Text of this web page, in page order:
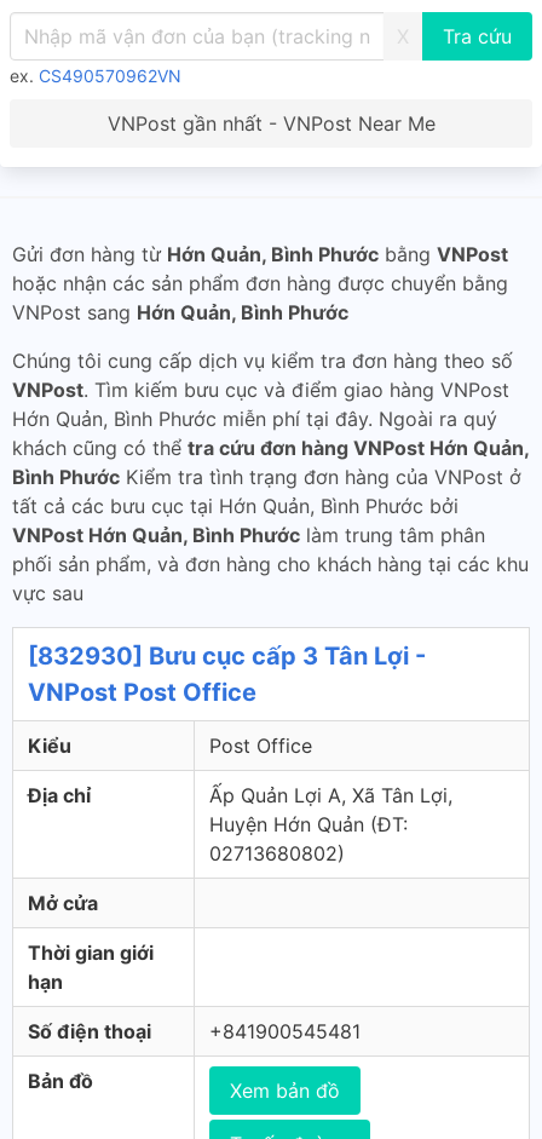
X
ex. CS490570962VN
VNPost gần nhất - VNPost Near Me
Gửi đơn hàng từ Hớn Quản, Bình Phước bằng VNPost
hoặc nhận các sản phẩm đơn hàng được chuyển bằng
VNPost sang Hớn Quản, Bình Phước
Chúng tôi cung cấp dịch vụ kiểm tra đơn hàng theo số
VNPost. Tìm kiếm bưu cục và điểm giao hàng VNPost
Hớn Quản, Bình Phước miễn phí tại đây. Ngoài ra quý
khách cũng có thể tra cứu đơn hàng VNPost Hớn Quản,
Bình Phước Kiểm tra tình trạng đơn hàng của VNPost ở
tất cả các bưu cục tại Hớn Quản, Bình Phước bởi
VNPost Hớn Quản, Bình Phước làm trung tâm phân
phối sản phẩm, và đơn hàng cho khách hàng tại các khu
vực sau
[832930] Bưu cục cấp 3 Tân Lợi -
VNPost Post Office
Kiểu Post Office
Địa chỉ
Ấp Quản Lợi A, Xã Tân Lợi,
Huyện Hớn Quản (ÐT:
02713680802)
Mở cửa
Thời gian giới
hạn
Số điện thoại +841900545481
Bản đồ Xem bản đồ